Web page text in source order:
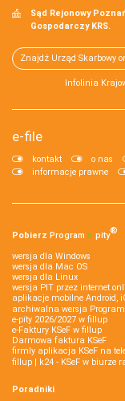
Sąd Rejonowy
Gospodarczy KRS.
Znajdź Urząd Skarbowy
Infolinia
e-file
kontakt o nas
informacje prawne
Pobierz Program e‑pity®
wersja dla Windows
wersja dla Mac OS
wersja dla Linux
wersja PIT przez internet
aplikacje mobilne Android,
archiwalna wersja
e-pity 2026/2027 w fillup
e‑Faktury KSeF w fillup
Darmowa faktura KSeF
firmly aplikacja KSeF na
fillup | k24 - KSeF w biurze
Poradniki